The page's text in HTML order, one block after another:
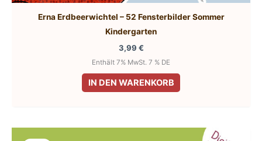
Erna Erdbeerwichtel – 52 Fensterbilder Sommer
Kindergarten
3,99 €
Enthält 7% MwSt. 7 % DE
IN DEN WARENKORB